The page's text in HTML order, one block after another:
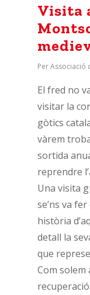
Visita
PerAssociació
El fred no
visitar la
gòtics
vàrem
sortida
reprendre
Una visita
se’ns va
història
detall la
que
Com solem